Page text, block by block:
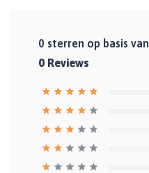
0 sterren op basis van
0 Reviews